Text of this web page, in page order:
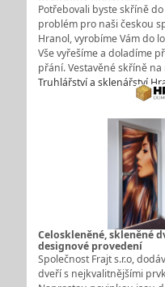
Potřebovali byste skříně
problém pro naši českou
Hranol, vyrobíme Vám do
Vše vyřešíme a doladíme
přání. Vestavěné skříně
Truhlářství a sklenářství
Celoskleněné, skleněné
designové provedení
Společnost Frajt s.r.o,
dveří s nejkvalitnějšími